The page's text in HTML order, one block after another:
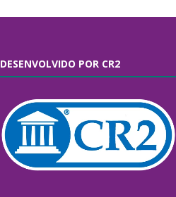
DESENVOLVIDO POR CR2